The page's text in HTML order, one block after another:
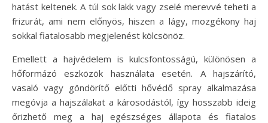
hatást keltenek. A túl sok lakk vagy zselé merevvé teheti a
frizurát, ami nem előnyös, hiszen a lágy, mozgékony haj
sokkal fiatalosabb megjelenést kölcsönöz.
Emellett a hajvédelem is kulcsfontosságú, különösen a
hőformázó eszközök használata esetén. A hajszárító,
vasaló vagy göndörítő előtti hővédő spray alkalmazása
megóvja a hajszálakat a károsodástól, így hosszabb ideig
őrizhető meg a haj egészséges állapota és fiatalos